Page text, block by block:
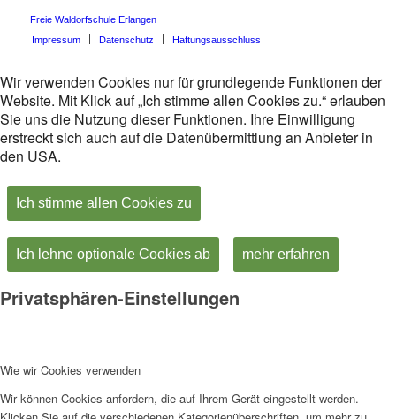
Freie Waldorfschule Erlangen
Impressum
Datenschutz Haftungsausschluss
Wir verwenden Cookies nur für grundlegende Funktionen der
Website. Mit Klick auf „Ich stimme allen Cookies zu.“ erlauben
Sie uns die Nutzung dieser Funktionen. Ihre Einwilligung
erstreckt sich auch auf die Datenübermittlung an Anbieter in
den USA.
Ich stimme allen Cookies zu
Ich lehne optionale Cookies ab mehr erfahren
Privatsphären-Einstellungen
Wie wir Cookies verwenden
Wir können Cookies anfordern, die auf Ihrem Gerät eingestellt werden.